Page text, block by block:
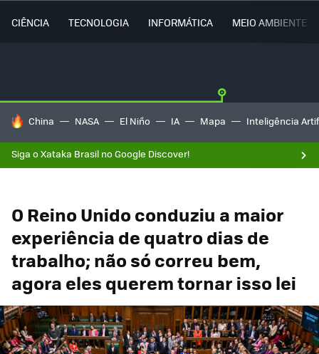
CIÊNCIA TECNOLOGIA INFORMÁTICA MEIO AMBIENTE
TENDÊNCIAS DO DIA
China NASA El Niño IA Mapa Inteligência
Siga o Xataka Brasil no Google Discover!
O Reino Unido conduziu a maior
experiência de quatro dias de
trabalho; não só correu bem,
agora eles querem tornar isso lei